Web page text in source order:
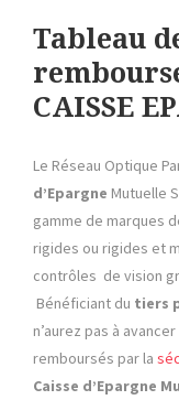
Tableau
CAISSE
Le Réseau Optique
d’Epargne Mutuelle
gamme de marques
rigides ou rigides et
contrôles de vision
Bénéficiant du tiers
n’aurez pas à
remboursés par la
Caisse d’Epargne